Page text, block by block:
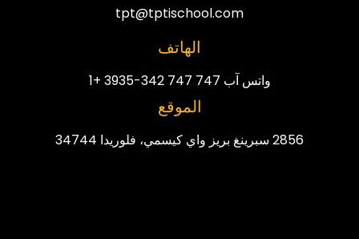
tpt@tptischool.com
الهاتف
واتس آب 747 747 342-3935 +1
الموقع
2856 سبرينغ بريز واي كيسمي، فلوريدا 34744